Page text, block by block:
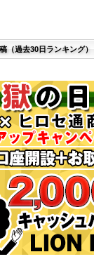
（過去30日ランキング）